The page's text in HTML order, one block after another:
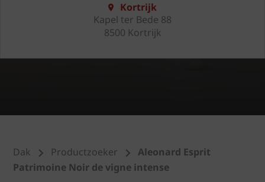
Kortrijk
Kapel ter Bede 88
8500 Kortrijk
Dak Productzoeker
Aleonard Esprit
Patrimoine Noir de vigne intense